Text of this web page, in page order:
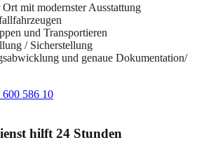
mit modernster Ausstattung
und Transportieren
/ Sicherstellung
und genaue Dokumentation/
586 10
hilft 24 Stunden